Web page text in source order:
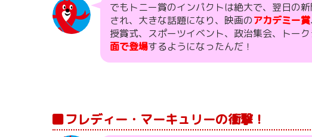
でもトニー賞のインパクトは絶大で、翌日の新
され、大きな話題になり、映画のアカデミー賞
授賞式、スポーツイベント、政治集会、トー
面で登場するようになったんだ！
フレディー・マーキュリーの衝撃！